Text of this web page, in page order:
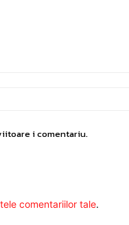
i comentariu.
comentariilor tale.